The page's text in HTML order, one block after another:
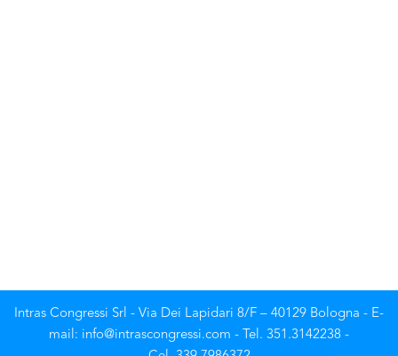
Intras Congressi Srl - Via Dei Lapidari 8/F – 40129 Bologna - E-
mail: info@intrascongressi.com - Tel. 351.3142238 -